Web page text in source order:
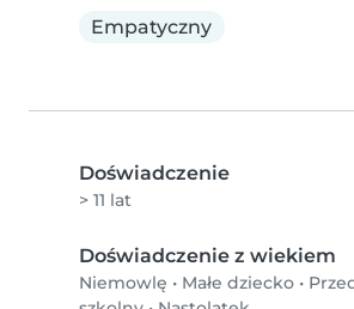
Empatyczny
Doświadczenie
> 11 lat
Doświadczenie z wiekiem
Niemowlę • Małe dziecko •